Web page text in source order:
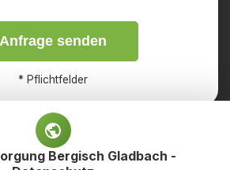
Anfrage senden
* Pflichtfelder
Bergisch Gladbach -